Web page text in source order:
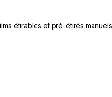
étirables et pré-étirés manuels